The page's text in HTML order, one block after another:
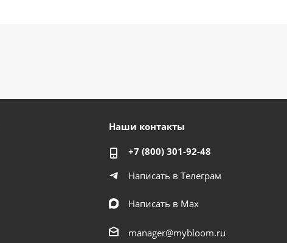
Наши контакты
+7 (800) 301-92-48
Написать в Телеграм
Написать в Мах
manager@mybloom.ru